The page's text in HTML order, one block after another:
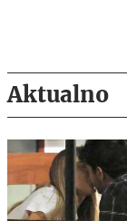
Aktualno